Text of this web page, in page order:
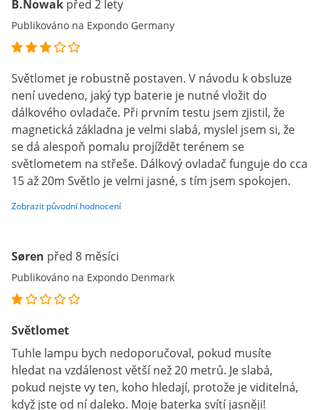
B.Nowak před 2 lety
Publikováno na Expondo Germany
Světlomet je robustně postaven. V návodu k obsluze
není uvedeno, jaký typ baterie je nutné vložit do
dálkového ovladače. Při prvním testu jsem zjistil, že
magnetická základna je velmi slabá, myslel jsem si, že
se dá alespoň pomalu projíždět terénem se
světlometem na střeše. Dálkový ovladač funguje do cca
15 až 20m Světlo je velmi jasné, s tím jsem spokojen.
Zobrazit původní hodnocení
Søren před 8 měsíci
Publikováno na Expondo Denmark
Světlomet
Tuhle lampu bych nedoporučoval, pokud musíte
hledat na vzdálenost větší než 20 metrů. Je slabá,
pokud nejste vy ten, koho hledají, protože je viditelná,
když jste od ní daleko. Moje baterka svítí jasněji!